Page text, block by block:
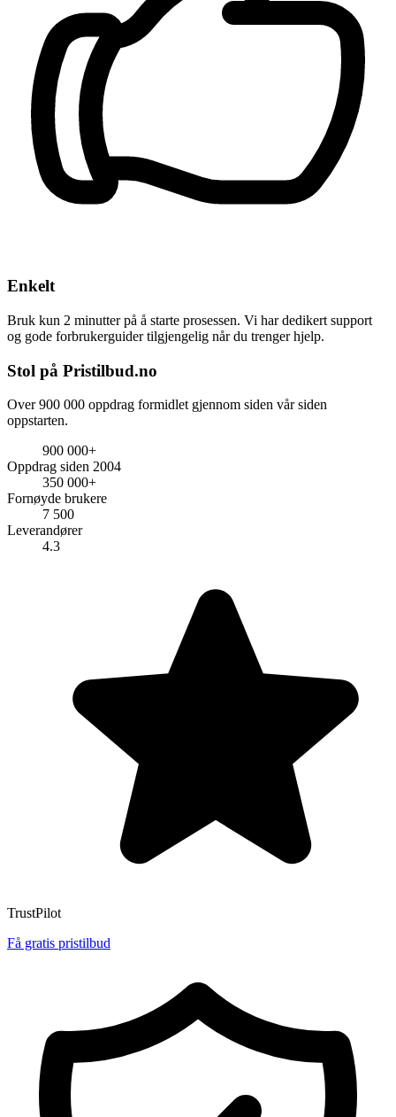
Enkelt
Bruk kun 2 minutter på å starte prosessen. Vi har dedikert support
og gode forbrukerguider tilgjengelig når du trenger hjelp.
Stol på Pristilbud.no
Over 900 000 oppdrag formidlet gjennom siden vår siden
oppstarten.
900 000+
Oppdrag siden 2004
350 000+
Fornøyde brukere
7 500
Leverandører
4.3
TrustPilot
Få gratis pristilbud